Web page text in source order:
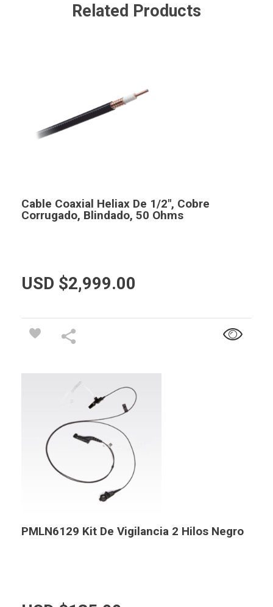
Related Products
Cable Coaxial Heliax De 1/2″, Cobre
Corrugado, Blindado, 50 Ohms
USD $2,999.00
PMLN6129 Kit De Vigilancia 2 Hilos Negro